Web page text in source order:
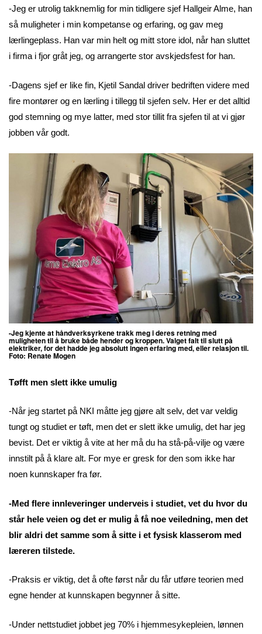
-Jeg er utrolig takknemlig for min tidligere sjef Hallgeir Alme, han
så muligheter i min kompetanse og erfaring, og gav meg
lærlingeplass. Han var min helt og mitt store idol, når han sluttet
i firma i fjor gråt jeg, og arrangerte stor avskjedsfest for han.
-Dagens sjef er like fin, Kjetil Sandal driver bedriften videre med
fire montører og en lærling i tillegg til sjefen selv. Her er det alltid
god stemning og mye latter, med stor tillit fra sjefen til at vi gjør
jobben vår godt.
-Jeg kjente at håndverksyrkene trakk meg i deres retning med
muligheten til å bruke både hender og kroppen.Valget falt til slutt på
elektriker, for det hadde jeg absolutt ingen erfaring med, eller relasjon til.
Foto: Renate Mogen
Tøfft men slett ikke umulig
-Når jeg startet på NKI måtte jeg gjøre alt selv, det var veldig
tungt og studiet er tøft, men det er slett ikke umulig, det har jeg
bevist. Det er viktig å vite at her må du ha stå-på-vilje og være
innstilt på å klare alt. For mye er gresk for den som ikke har
noen kunnskaper fra før.
-Med flere innleveringer underveis i studiet, vet du hvor du
står hele veien og det er mulig å få noe veiledning, men det
blir aldri det samme som å sitte i et fysisk klasserom med
læreren tilstede.
-Praksis er viktig, det å ofte først når du får utføre teorien med
egne hender at kunnskapen begynner å sitte.
-Under nettstudiet jobbet jeg 70% i hjemmesykepleien, lønnen